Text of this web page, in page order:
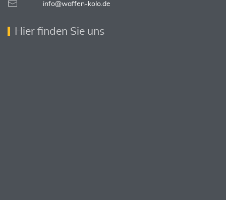
info@waffen-kolo.de
Hier finden Sie uns